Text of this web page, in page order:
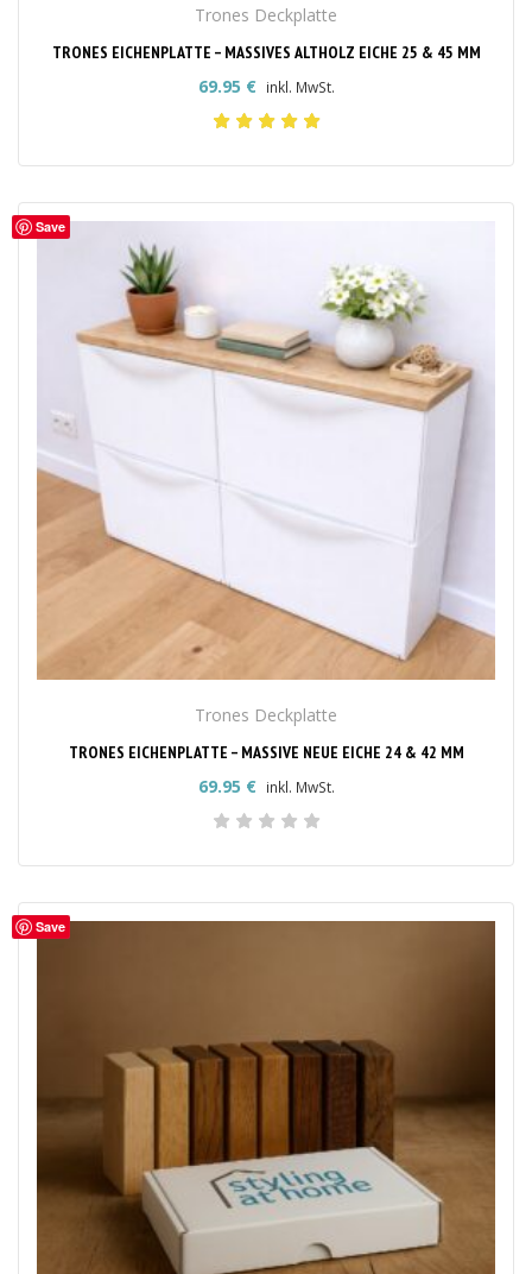
Trones Deckplatte
TRONES EICHENPLATTE – MASSIVES ALTHOLZ EICHE 25 & 45 MM
69.95 € inkl. MwSt.
Save
Trones Deckplatte
TRONES EICHENPLATTE – MASSIVE NEUE EICHE 24 & 42 MM
69.95 € inkl. MwSt.
Save